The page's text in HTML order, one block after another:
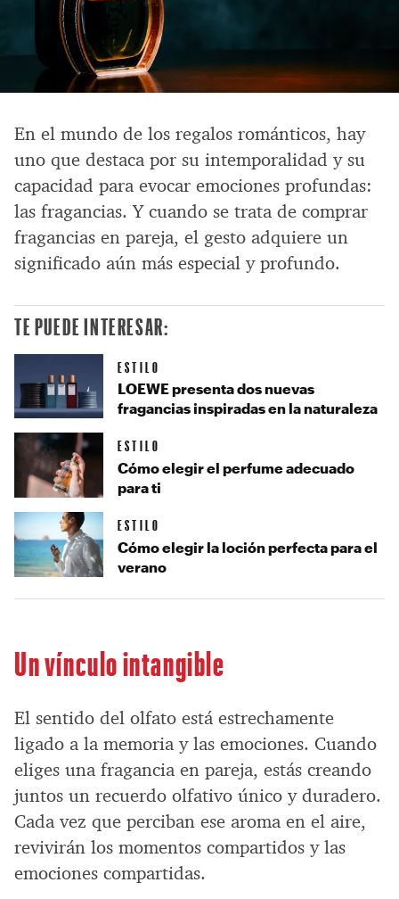
En el mundo de los regalos románticos, hay
uno que destaca por su intemporalidad y su
capacidad para evocar emociones profundas:
las fragancias. Y cuando se trata de comprar
fragancias en pareja, el gesto adquiere un
significado aún más especial y profundo.
Un vínculo intangible
El sentido del olfato está estrechamente
ligado a la memoria y las emociones. Cuando
eliges una fragancia en pareja, estás creando
juntos un recuerdo olfativo único y duradero.
Cada vez que perciban ese aroma en el aire,
revivirán los momentos compartidos y las
emociones compartidas.
TE PUEDE INTERESAR:
ESTILO
LOEWE presenta dos nuevas
fragancias inspiradas en la naturaleza
ESTILO
Cómo elegir el perfume adecuado
para ti
ESTILO
Cómo elegir la loción perfecta para el
verano